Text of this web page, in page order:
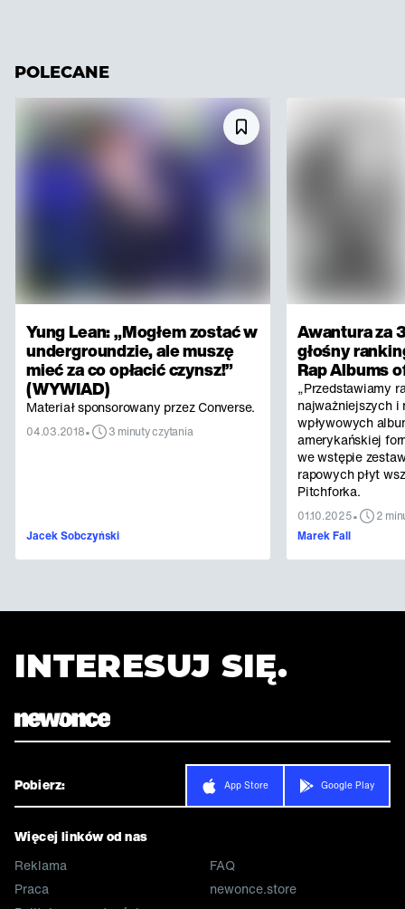
POLECANE
Yung Lean: „Mogłem zostać w
undergroundzie, ale muszę
mieć za co opłacić czynsz!”
(WYWIAD)
Materiał sponsorowany przez Converse.
04.03.2018• 3 minuty czytania
Jacek Sobczyński
Awantura za
głośny
Rap Albums
„Przedstawiamy
najważniejszych i
wpływowych
amerykańskiej
we wstępie
rapowych płyt
Pitchforka.
01.10.2025•
2
Marek Fall
INTERESUJ SIĘ.
Pobierz: App Store Google Play
Więcej linków od nas
Reklama
Praca
FAQ
newonce.store